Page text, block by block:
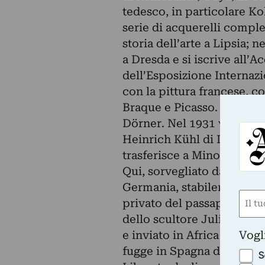
tedesco, in particolare
serie di acquerelli
storia dell’arte a Lipsia;
a Dresda e si iscrive
dell’Esposizione
con la pittura francese,
Braque e Picasso. Nel
Dörner. Nel 1931 viene
Heinrich Kühl di Dresda.
trasferisce a Minorca;
Qui, sorvegliato dal
Germania, stabilendosi a
privato del passaporto
dello scultore Julio
e inviato in Africa
fugge in Spagna dove
Nome